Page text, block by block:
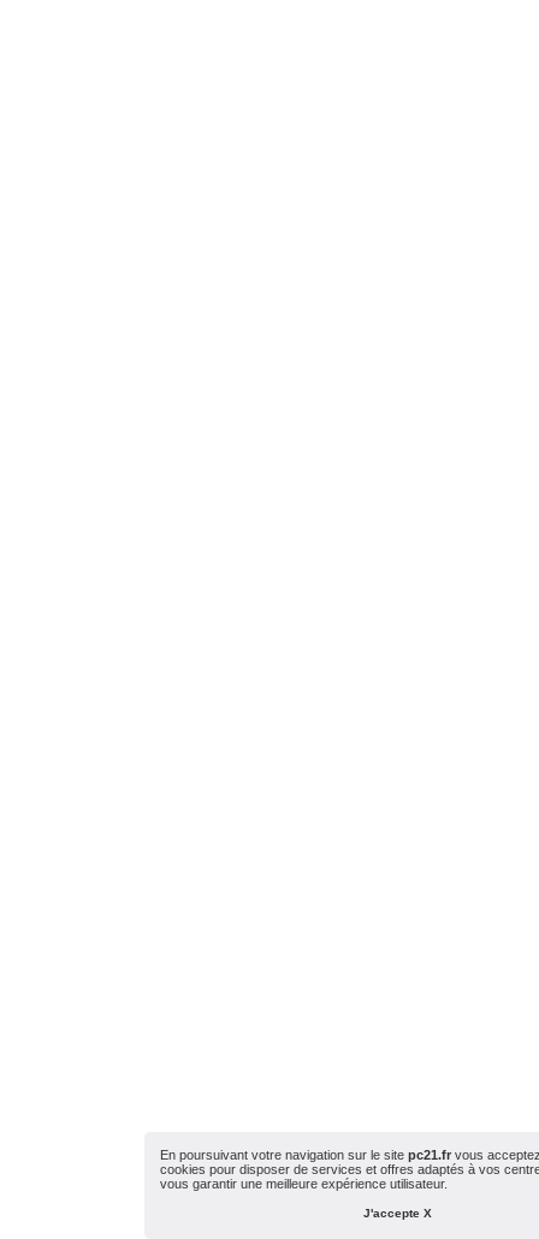
En poursuivant votre navigation sur le sitepc21.fr vous
cookies pour disposer de services et offres adaptés à vos
vous garantir une meilleure expérience utilisateur.
J'accepte X